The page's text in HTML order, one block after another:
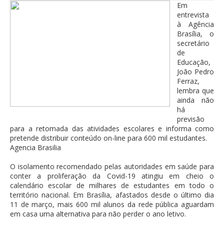
Em
entrevista
à Agência
Brasília, o
secretário
de
Educação,
João Pedro
Ferraz,
lembra que
ainda não
há
previsão
para a retomada das atividades escolares e informa como
pretende distribuir conteúdo on-line para 600 mil estudantes.
Agencia Brasilia
O isolamento recomendado pelas autoridades em saúde para
conter a proliferação da Covid-19 atingiu em cheio o
calendário escolar de milhares de estudantes em todo o
território nacional. Em Brasília, afastados desde o último dia
11 de março, mais 600 mil alunos da rede pública aguardam
em casa uma alternativa para não perder o ano letivo.